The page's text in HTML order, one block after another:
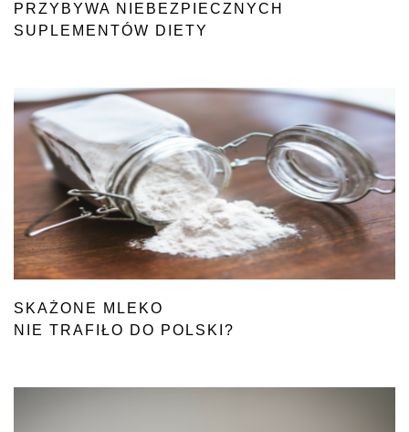
PRZYBYWA NIEBEZPIECZNYCH
SUPLEMENTÓW DIETY
SKAŻONE MLEKO
NIE TRAFIŁO DO POLSKI?